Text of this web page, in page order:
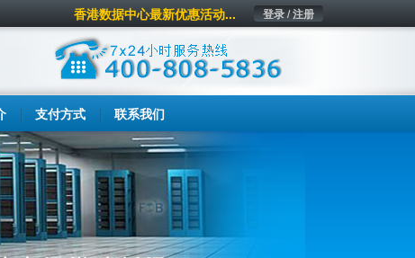
登录 / 注册
香港数据中心最新优惠活动...
支付方式 联系我们